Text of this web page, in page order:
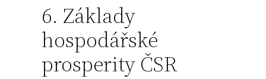
6. Základy
hospodářské
prosperity ČSR